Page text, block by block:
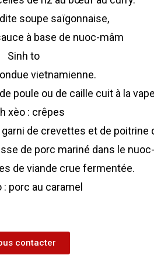
soupe saïgonnaise,
à base de nuoc-mâm
Sinh to
vietnamienne.
poule ou de caille cuit à la
xèo : crêpes
de crevettes et de poitrine
de porc mariné dans le
de viande crue fermentée.
porc au caramel
contacter